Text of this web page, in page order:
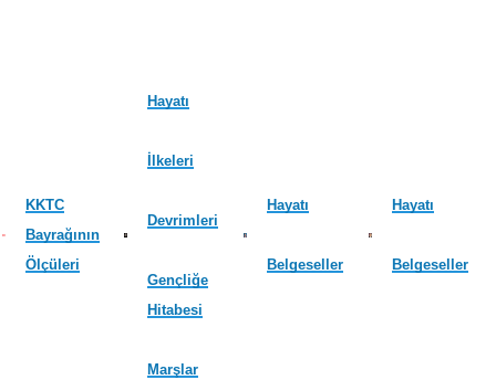
KKTC
Bayrağının
Ölçüleri
Hayatı
İlkeleri
Devrimleri
Gençliğe
Hitabesi
Marşlar
Hayatı
Belgeseller
Hayatı
Belgeseller